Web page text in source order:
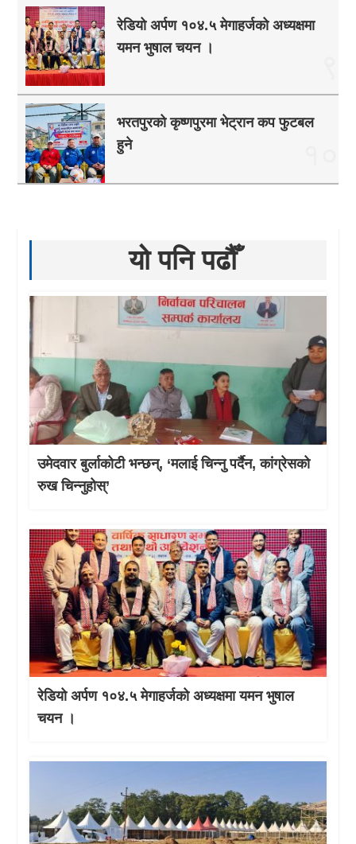
रेडियो अर्पण १०४.५ मेगाहर्जको अध्यक्षमा
यमन भुषाल चयन ।
भरतपुरको कृष्णपुरमा भेट्रान कप फुटबल
हुने
यो पनि पढौँ
उमेदवार बुर्लाकोटी भन्छन्, ‘मलाई चिन्नु पर्दैन, कांग्रेसको
रुख चिन्नुहोस्’
रेडियो अर्पण १०४.५ मेगाहर्जको अध्यक्षमा यमन भुषाल
चयन ।